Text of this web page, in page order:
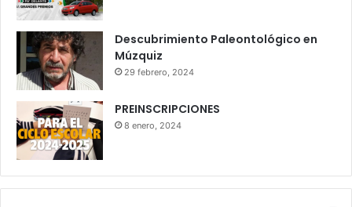
Descubrimiento Paleontológico en
Múzquiz
29 febrero, 2024
PREINSCRIPCIONES
8 enero, 2024